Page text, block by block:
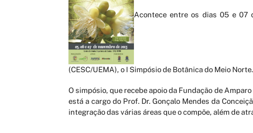
Acontece entre os dias 05 e 07
(CESC/UEMA), o I Simpósio de Botânica do Meio
O simpósio, que recebe apoio da Fundação de
está a cargo do Prof. Dr. Gonçalo Mendes da
integração das várias áreas que o compõe, além de